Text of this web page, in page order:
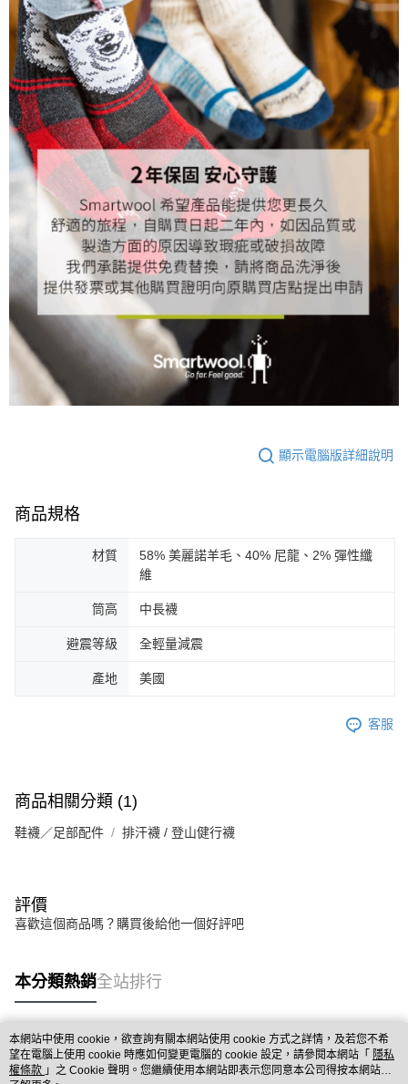
顯示電腦版詳細說明
商品規格
材質
58% 美麗諾羊毛、40% 尼龍、2% 彈性纖
維
筒高 中長襪
避震等級 全輕量減震
產地 美國
客服
商品相關分類 (1)
鞋襪／足部配件 排汗襪 / 登山健行襪
評價
喜歡這個商品嗎？購買後給他一個好評吧
本分類熱銷全站排行
熱門標籤
本網站中使用 cookie，欲查詢有關本網站使用 cookie 方式之詳情，及若您不希
望在電腦上使用 cookie 時應如何變更電腦的 cookie 設定，請參閱本網站「 隱私
權條款 」之 Cookie 聲明。您繼續使用本網站即表示您同意本公司得按本網站使